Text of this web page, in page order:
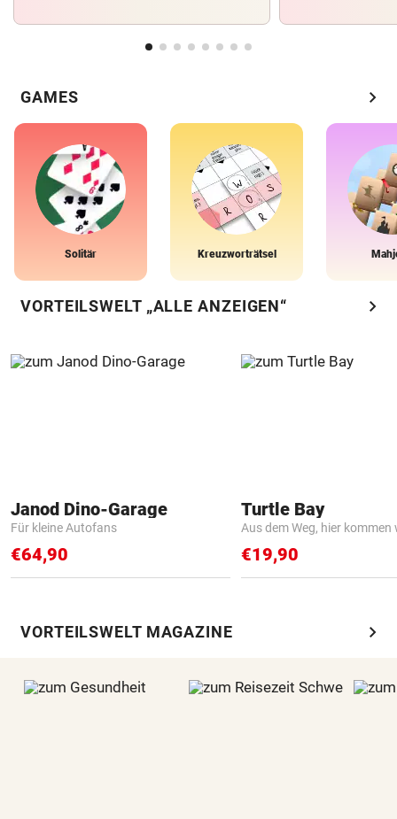
GAMES chevron_right
Solitär Kreuzworträtsel
VORTEILSWELT „ALLE ANZEIGEN“ chevron_right
Janod Dino-Garage
Für kleine Autofans
€64,90
Turtle Bay
Aus dem Weg, hier kommen
€19,90
VORTEILSWELT MAGAZINE chevron_right